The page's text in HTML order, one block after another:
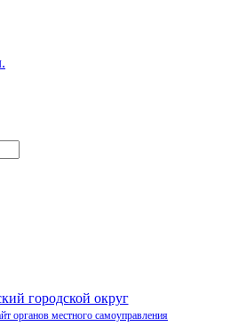
городской округ
органов местного самоуправления